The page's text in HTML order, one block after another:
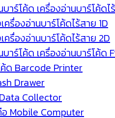
าร์โค้ด เครื่องอ่านบาร์โค้ดไ
ครื่องอ่านบาร์โค้ดไร้สาย 1D
ครื่องอ่านบาร์โค้ดไร้สาย 2D
าร์โค้ด เครื่องอ่านบาร์โค้ด
ด Barcode Printer
Drawer
Collector
Mobile Computer